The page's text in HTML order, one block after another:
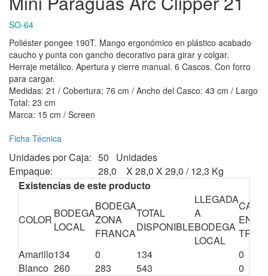
SO-64
Poliéster pongee 190T. Mango ergonómico en plástico acabado
caucho y punta con gancho decorativo para girar y colgar.
Herraje metálico. Apertura y cierre manual. 6 Cascos. Con forro
para cargar.
Medidas: 21 / Cobertura: 76 cm / Ancho del Casco: 43 cm / Largo
Total: 23 cm
Marca: 15 cm / Screen
Ficha Técnica
Unidades por Caja: 50 Unidades
Empaque:
28,0 X 28,0 X 29,0 / 12,3 Kg
Existencias de este producto
COLOR BODEGA
LOCAL
BODEGA
ZONA
FRANCA
TOTAL
DISPONIBLE
LLEGADA
A
BODEGA
LOCAL
EN
Amarillo134 0 134
0
Blanco 260 283 543 0